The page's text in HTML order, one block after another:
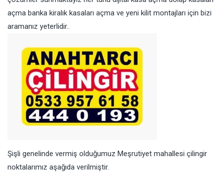
açma banka kiralık kasaları açma ve yeni kilit montajları için bizi
aramanız yeterlidir..
Şişli genelinde vermiş olduğumuz Meşrutiyet mahallesi çilingir
noktalarımız aşağıda verilmiştir.